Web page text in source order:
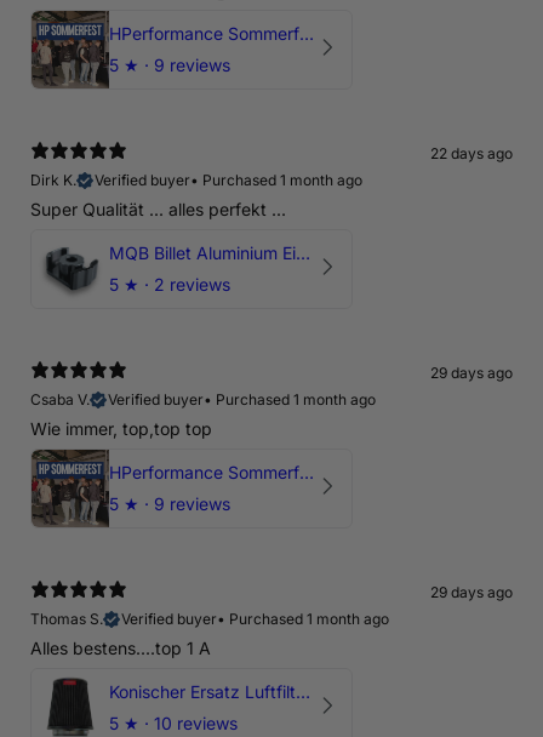
HPerformance Sommerfest 2026
5 ★ · 9 reviews
22 days ago
Dirk K.
Verified buyer• Purchased 1 month ago
Super Qualität ... alles perfekt ...
MQB Billet Aluminium Einsatz Drehmomentstütze - DOGBONE für Audi RS3, TTRS, RSQ3
5 ★ · 2 reviews
29 days ago
Csaba V.
Verified buyer• Purchased 1 month ago
Wie immer, top,top top
HPerformance Sommerfest 2026
5 ★ · 9 reviews
29 days ago
Thomas S.
Verified buyer• Purchased 1 month ago
Alles bestens....top 1 A
Konischer Ersatz Luftfilter Pilz - 4" & 5" Offene Ansaugung
5 ★ · 10 reviews